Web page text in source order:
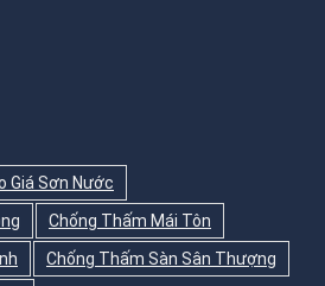
Giá Sơn Nước
Chống Thấm Mái Tôn
Chống Thấm Sàn Sân Thượng